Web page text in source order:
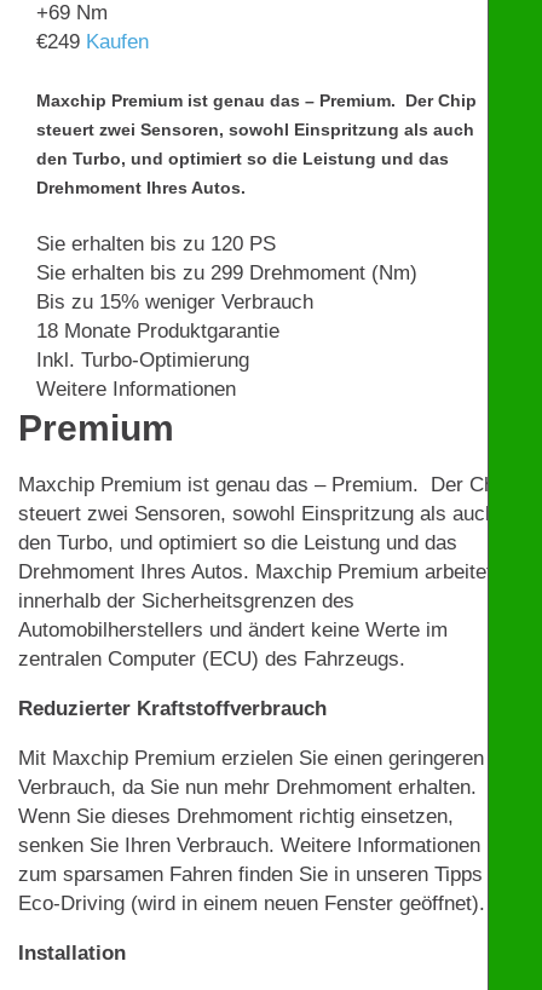
+69 Nm
€249 Kaufen
Maxchip Premium ist genau das – Premium. Der Chip
steuert zwei Sensoren, sowohl Einspritzung als auch
den Turbo, und optimiert so die Leistung und das
Drehmoment Ihres Autos.
Sie erhalten bis zu 120 PS
Sie erhalten bis zu 299 Drehmoment (Nm)
Bis zu 15% weniger Verbrauch
18 Monate Produktgarantie
Inkl. Turbo-Optimierung
Weitere Informationen
Premium
Maxchip Premium ist genau das – Premium. Der Chip
steuert zwei Sensoren, sowohl Einspritzung als auch
den Turbo, und optimiert so die Leistung und das
Drehmoment Ihres Autos. Maxchip Premium arbeitet
innerhalb der Sicherheitsgrenzen des
Automobilherstellers und ändert keine Werte im
zentralen Computer (ECU) des Fahrzeugs.
Reduzierter Kraftstoffverbrauch
Mit Maxchip Premium erzielen Sie einen geringeren
Verbrauch, da Sie nun mehr Drehmoment erhalten.
Wenn Sie dieses Drehmoment richtig einsetzen,
senken Sie Ihren Verbrauch. Weitere Informationen
zum sparsamen Fahren finden Sie in unseren Tipps zu
Eco-Driving (wird in einem neuen Fenster geöffnet).
Installation